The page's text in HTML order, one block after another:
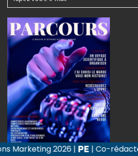
| | Co-rédacteur·trice en chef